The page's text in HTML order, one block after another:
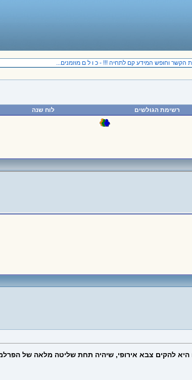
הקשר וחופש המידע קם לתחיה !!! - כ ו ל ם מוזמנים...
רשימת הגולשים לוח שנה
היא להקים צבא אירופי, שיהיה תחת שליטה מלאה של